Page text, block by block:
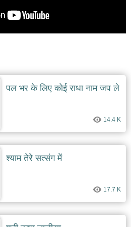
पल भर के लिए कोई राधा नाम जप ले
14.4 K
श्याम तेरे सत्संग में
17.7 K